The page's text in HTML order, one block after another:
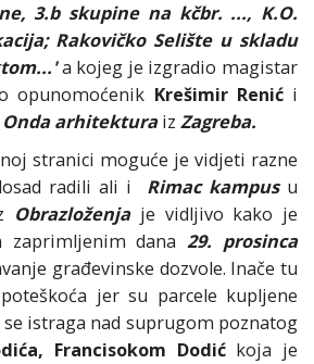
3.b skupine na kčbr. ..., K.O.
Rakovičko Selište u skladu
a kojeg je izgradio magistar
opunomoćenik Krešimir Renić i
Onda arhitekturaiz Zagreba.
stranici moguće je vidjeti razne
radili ali i Rimac kampus u
Obrazloženjaje vidljivo kako je
zaprimljenim dana29. prosinca
građevinske dozvole. Inače tu
jer su parcele kupljene
istraga nad suprugom poznatog
Francisokom Dodićkoja je